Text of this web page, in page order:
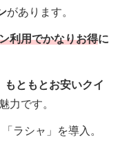
があります。
利用でかなりお得に
もともとお安いクイ
力です。
ラシャ」を導入。